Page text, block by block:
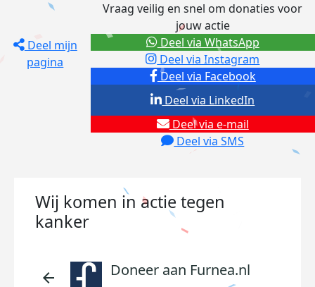
Deel mijn
pagina
Vraag veilig en snel om donaties voor
jouw actie
Deel via Facebook
Deel via Instagram
Deel via e-mail
Deel via SMS
Deel via LinkedIn
Deel via WhatsApp
Wij komen in actie tegen
kanker
arrow_back Doneer aan Furnea.nl